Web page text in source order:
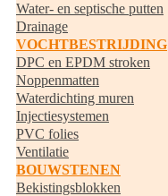
Water- en septische putten
Drainage
VOCHTBESTRIJDING
DPC en EPDM stroken
Noppenmatten
Waterdichting muren
Injectiesystemen
PVC folies
Ventilatie
BOUWSTENEN
Bekistingsblokken